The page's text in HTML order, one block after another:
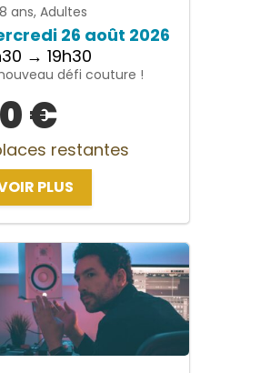
ans, Adultes
26 août 2026
→ 19h30
défi couture !
€
restantes
PLUS